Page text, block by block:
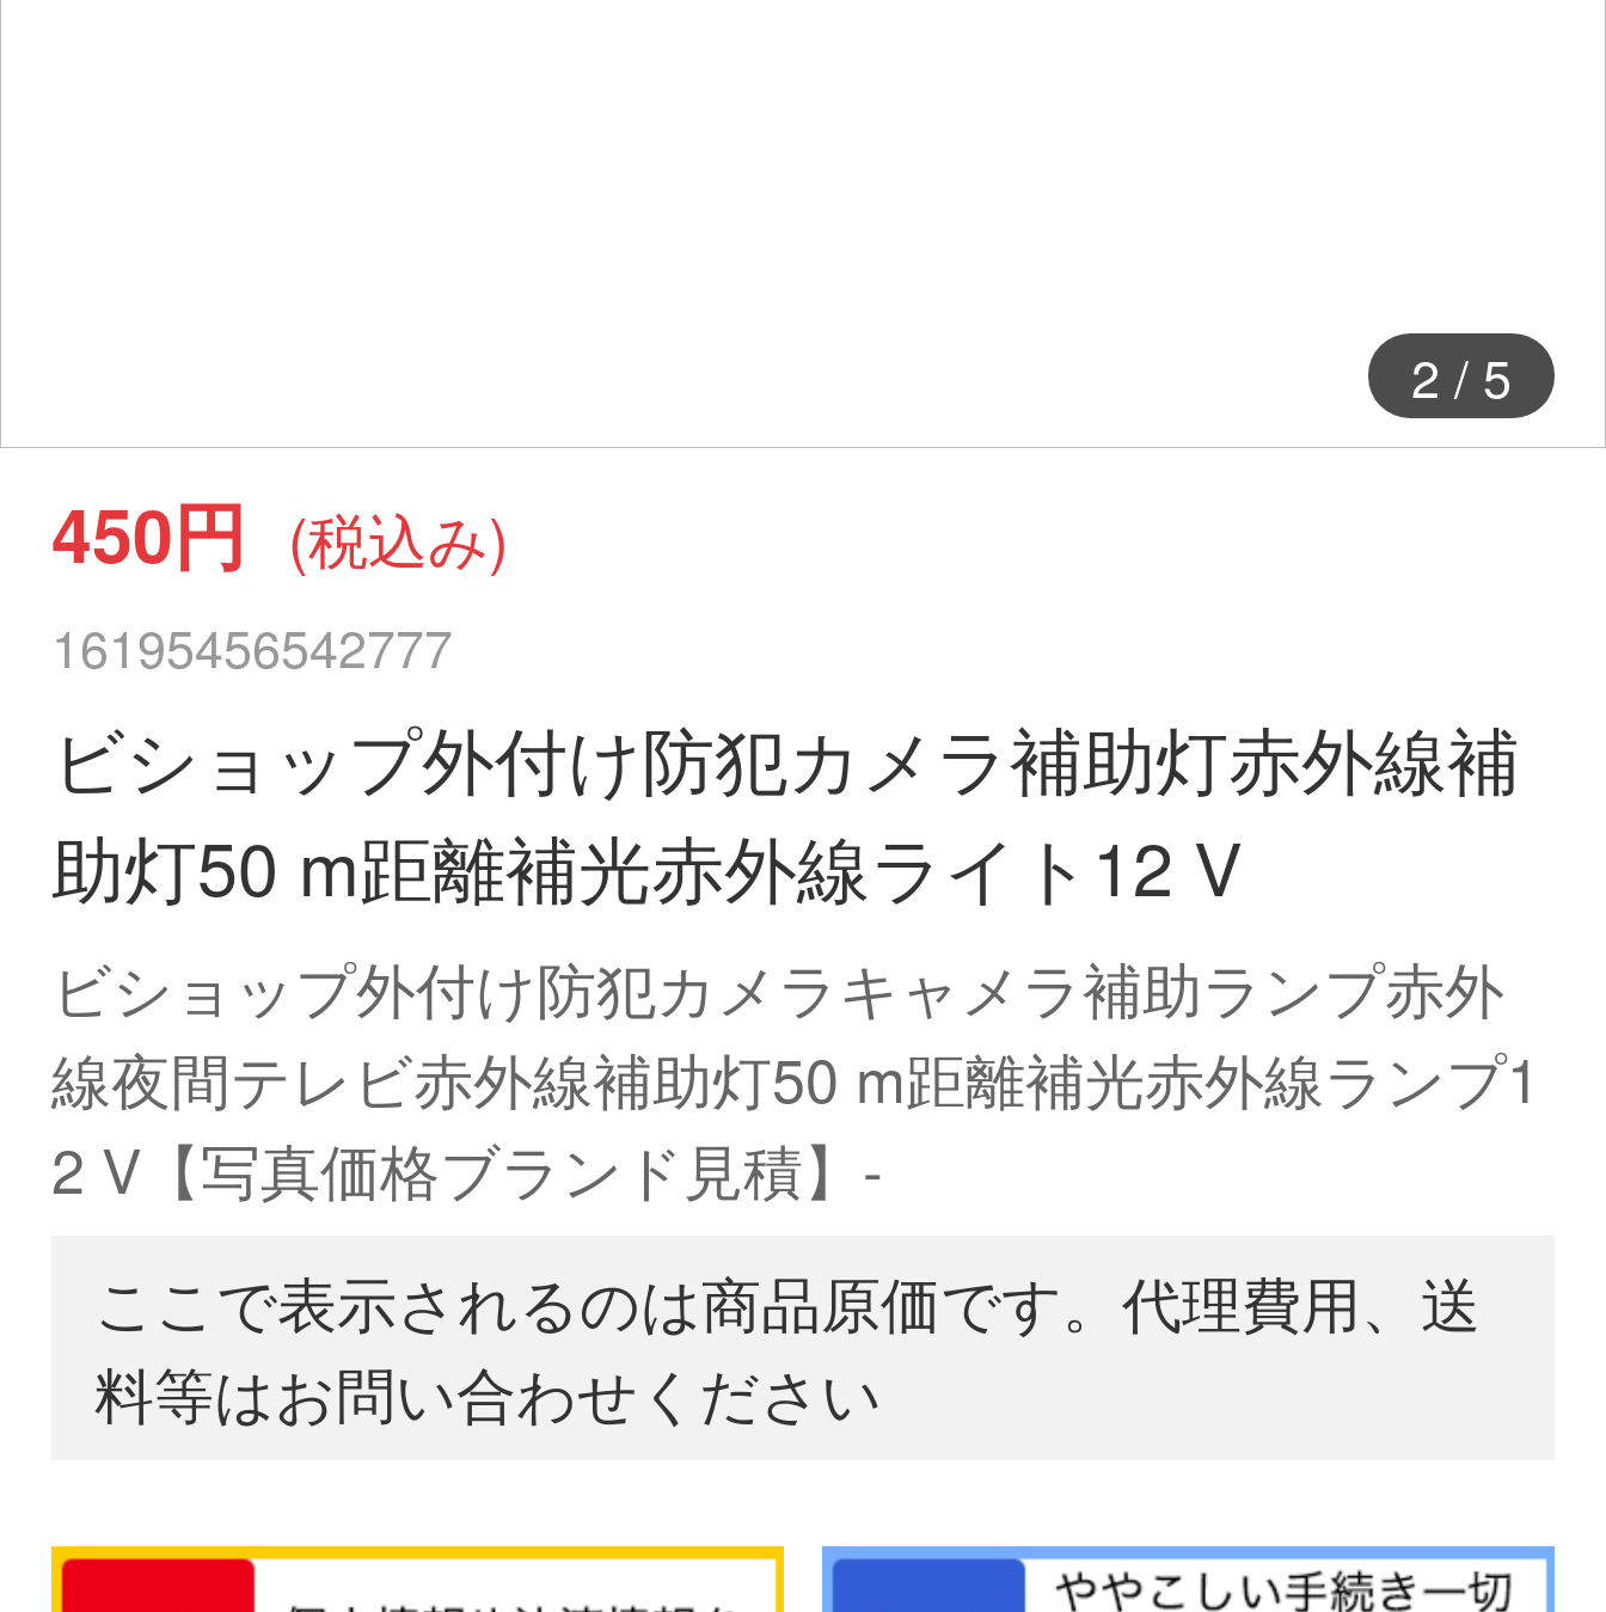
2 / 5
450円 (税込み)
16195456542777
ビショップ外付け防犯カメラ補助灯赤外線補
助灯50 m距離補光赤外線ライト12 V
ビショップ外付け防犯カメラキャメラ補助ランプ赤外
線夜間テレビ赤外線補助灯50 m距離補光赤外線ランプ1
2 V【写真価格ブランド見積】-
ここで表示されるのは商品原価です。代理費用、送
料等はお問い合わせください